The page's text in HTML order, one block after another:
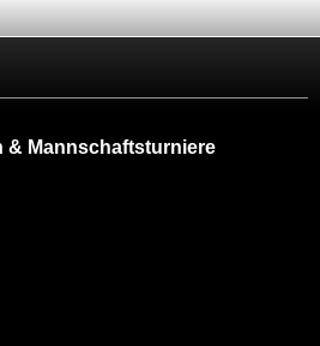
& Mannschaftsturniere